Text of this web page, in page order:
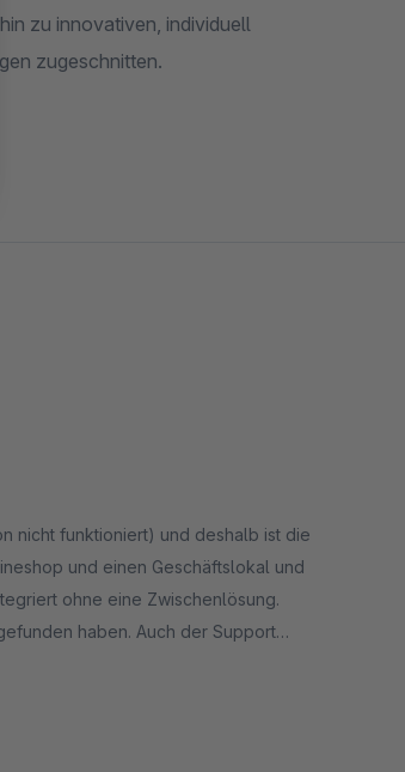
zu innovativen, individuell
zugeschnitten.
nicht funktioniert) und deshalb ist die
und einen Geschäftslokal und
ohne eine Zwischenlösung.
haben. Auch der Support
mühsam, aber dafür kann weder das
mal alles eingestellt ist, dann